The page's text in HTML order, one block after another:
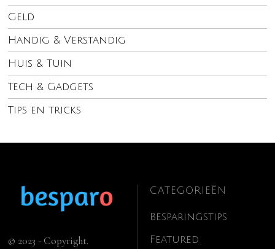
Geld
Handig & Verstandig
Huis & Tuin
Tech & Gadgets
Tips en tricks
© 2023 - Copyright.
CATEGORIEËN
Besparingstips
Featured